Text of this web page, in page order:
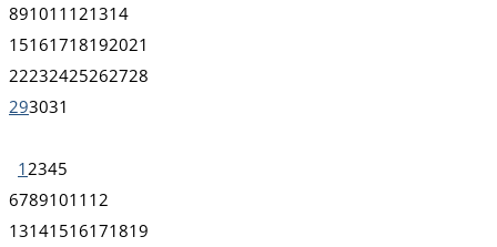
891011 121314
15161718192021
22232425262728
293031
1 2345
67891011 12
13141516171819